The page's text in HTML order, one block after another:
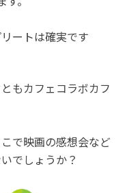
ートは確実です
もカフェコラボカフ
で映画の感想会など
でしょうか？